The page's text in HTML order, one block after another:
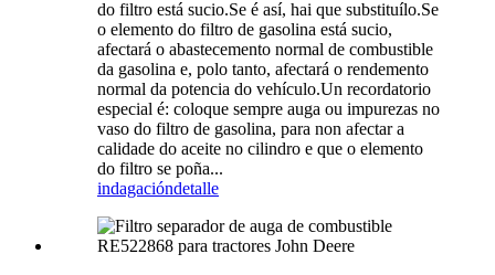
do filtro está sucio.Se é así, hai que substituílo.Se
o elemento do filtro de gasolina está sucio,
afectará o abastecemento normal de combustible
da gasolina e, polo tanto, afectará o rendemento
normal da potencia do vehículo.Un recordatorio
especial é: coloque sempre auga ou impurezas no
vaso do filtro de gasolina, para non afectar a
calidade do aceite no cilindro e que o elemento
do filtro se poña...
indagacióndetalle